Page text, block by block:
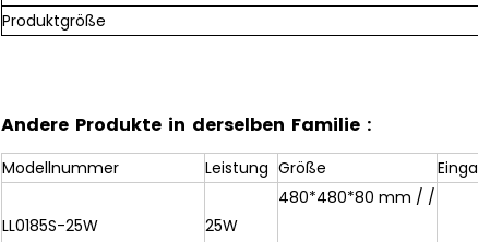
Produktgröße
Andere Produkte in derselben Familie :
Modellnummer Leistung Größe
LL0185S-25W 25W
480*480*80 mm / /